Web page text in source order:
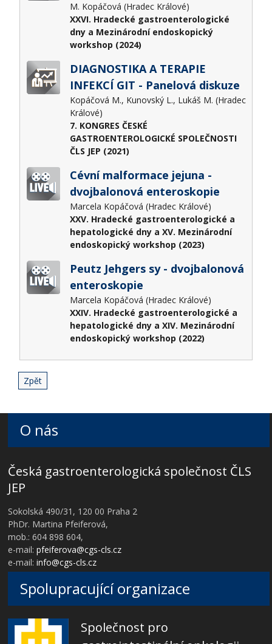
M. Kopáčová (Hradec Králové)
XXVI. Hradecké gastroenterologické
dny a Mezinárodní endoskopický
workshop (2024)
DIAGNOSTIKA A TERAPIE
INFEKCÍ GIT - Panelová diskuze
Kopáčová M., Kunovský L., Lukáš M. (Hradec
Králové)
7. KONGRES ČESKÉ
GASTROENTEROLOGICKÉ SPOLEČNOSTI
ČLS JEP (2021)
Cévní malformace jejuna -
dvojbalonová enteroskopie
Marcela Kopáčová (Hradec Králové)
XXV. Hradecké gastroenterologické a
hepatologické dny a XV. Mezinárodní
endoskopický workshop (2023)
Peutz Jehgers sy - dvojbalonová
enteroskopie
Marcela Kopáčová (Hradec Králové)
XXIV. Hradecké gastroenterologické a
hepatologické dny a XIV. Mezinárodní
endoskopický workshop (2022)
Zpět
O nás
Česká gastroenterologická společnost ČLS
JEP
Sokolská 490/31, 120 00 Praha 2
PhDr. Martina Pfeiferová,
mob.: 604 898 604,
e-mail:pfeiferova@cgs-cls.cz
e-mail:info@cgs-cls.cz
Spolupracující organizace
Společnost pro